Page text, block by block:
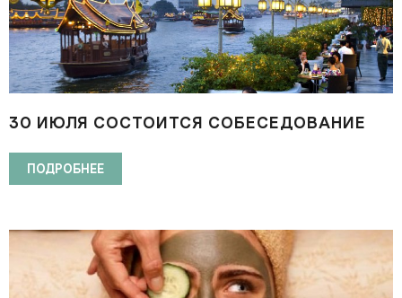
30 ИЮЛЯ СОСТОИТСЯ СОБЕСЕДОВАНИЕ
ПОДРОБНЕЕ